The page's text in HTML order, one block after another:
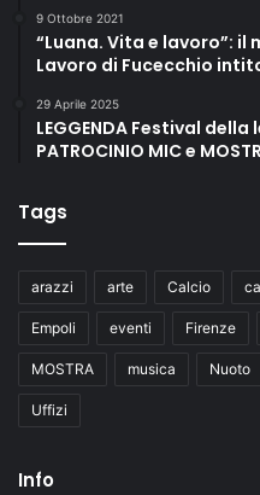
9 Ottobre 2021
“Luana. Vita e lavoro”:
Lavoro di Fucecchio
29 Aprile 2025
LEGGENDA Festival
PATROCINIO MIC e
Tags
arazzi arte Calcio
Empoli eventi Firenze
MOSTRA musica Nuoto
Uffizi
Info